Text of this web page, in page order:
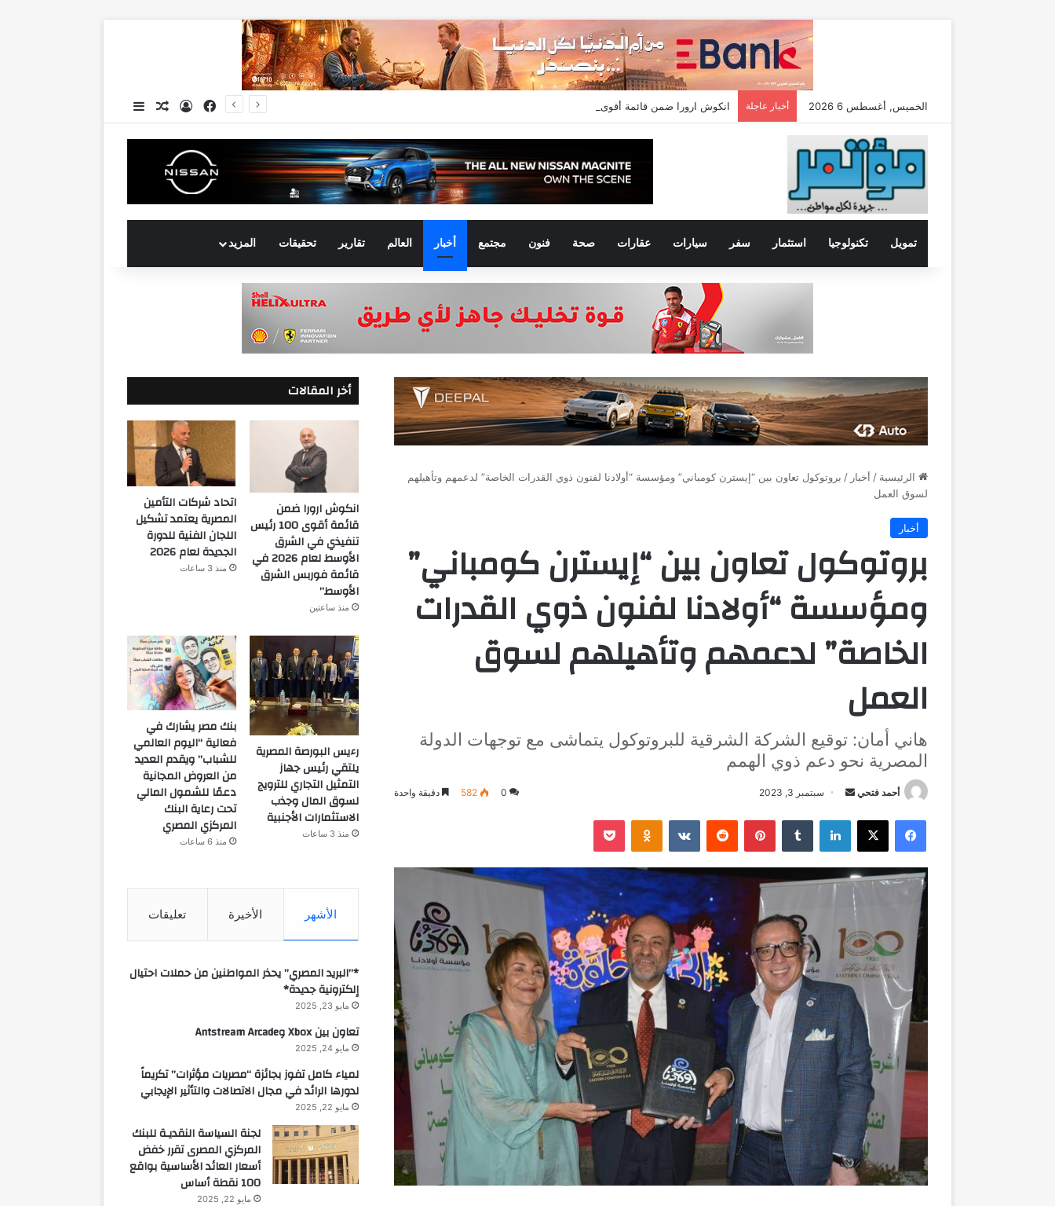
الخميس, أغسطس 6 2026 أخبار عاجلة فيسبوكتسجيل الدخول
مقال عشوائي
إضافة عمود جانبي
تمويل تكنولوجيا استثمار سفر سيارات عقارات صحة فنون مجتمع أخبار العالم تقارير تحقيقات المزيد
الرئيسية / أخبار / بروتوكول تعاون بين “إيسترن كومباني” ومؤسسة “أولادنا لفنون ذوي القدرات الخاصة” لدعمهم وتأهيلهم
لسوق العمل
أخبار
بروتوكول تعاون بين “إيسترن كومباني”
ومؤسسة “أولادنا لفنون ذوي القدرات
الخاصة” لدعمهم وتأهيلهم لسوق
العمل
هاني أمان: توقيع الشركة الشرقية للبروتوكول يتماشى مع توجهات الدولة
المصرية نحو دعم ذوي الهمم
أحمد فتحي
أرسل
إلكترونيا
سبتمبر 3, 2023 0
582 دقيقة واحدة
فيسبوك ‫X لينكدإن بينتيريست Odnoklassniki
‫Pocket
أخر المقالات
انكوش ارورا ضمن
قائمة أقوى 100 رئيس
تنفيذي في الشرق
الأوسط لعام 2026 في
قائمة فوربس الشرق
الأوسط”
منذ ساعتين
اتحاد شركات التأمين
المصرية يعتمد تشكيل
اللجان الفنية للدورة
الجديدة لعام 2026
منذ 3 ساعات
رءيس البورصة المصرية
يلتقي رئيس جهاز
التمثيل التجاري للترويج
لسوق المال وجذب
الاستثمارات الأجنبية
منذ 3 ساعات
بنك مصر يشارك في
فعالية “اليوم العالمي
للشباب” ويقدم العديد
من العروض المجانية
دعمًا للشمول المالي
تحت رعاية البنك
المركزي المصري
منذ 6 ساعات
الأشهر الأخيرة تعليقات
*”البريد المصري” يحذر المواطنين من حملات احتيال
إلكترونية جديدة*
مايو 23, 2025
تعاون بين Xbox وAntstream Arcade
مايو 24, 2025
لمياء كامل تفوز بجائزة “مصريات مؤثرات” تكريماً
لدورها الرائد في مجال الاتصالات والتأثير الإيجابي
مايو 22, 2025
لجنة السياسة النقديـة للبنك
المركزي المصرى تقرر خفض
أسعار العائد الأساسية بواقع
100 نقطة أساس
مايو 22, 2025